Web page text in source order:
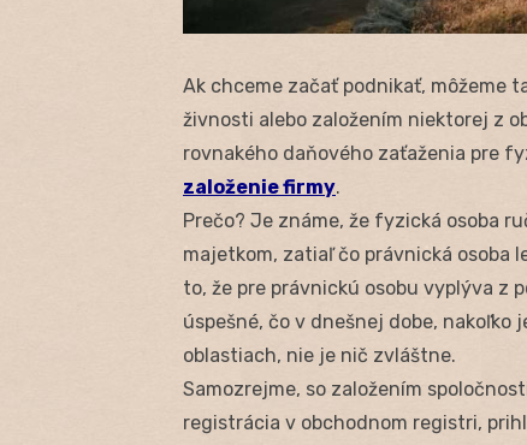
Ak chceme začať podnikať, môžeme
živnosti alebo založením niektorej z
rovnakého daňového zaťaženia pre
založenie firmy.
Prečo? Je známe, že fyzická osoba
majetkom, zatiaľ čo právnická osoba
to, že pre právnickú osobu vyplýva z
úspešné, čo v dnešnej dobe,
oblastiach, nie je nič zvláštne.
Samozrejme, so založením
registrácia v obchodnom registri,